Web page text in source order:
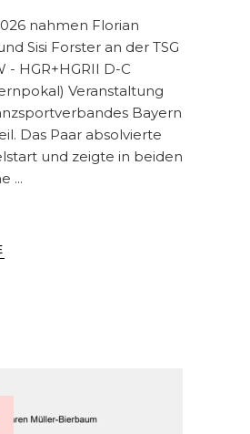
nahmen Florian
Sisi Forster an der TSG
- HGR+HGRII D-C
Veranstaltung
Bayern
Das Paar absolvierte
und zeigte in beiden